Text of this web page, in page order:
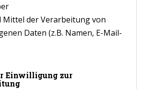
Mittel der Verarbeitung von
Daten (z.B. Namen, E-Mail-
Einwilligung zur